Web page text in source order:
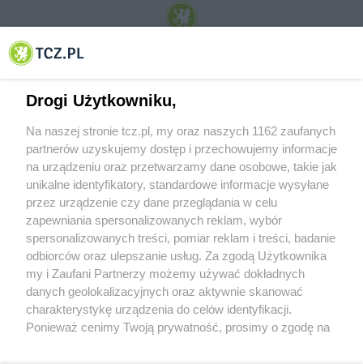
© 2001-2026 Tczew - TCZ.PL Sp. z o.o. Internetowy Serwis Informacyjny Miasta
O FIRMIE POLITYKA PRYWATNOŚCI HOSTING
REKLAMA WSPÓŁPRACA RSS FACEBOOK KONTAKT
Nasze serwisy
Aktualności
Tcz24
Muzyka i kultura
Archiwum wydarzeń
Drogi Użytkowniku,
Na naszej stronie tcz.pl, my oraz naszych 1162 zaufanych
partnerów uzyskujemy dostęp i przechowujemy informacje
na urządzeniu oraz przetwarzamy dane osobowe, takie jak
unikalne identyfikatory, standardowe informacje wysyłane
przez urządzenie czy dane przeglądania w celu
zapewniania spersonalizowanych reklam, wybór
spersonalizowanych treści, pomiar reklam i treści, badanie
odbiorców oraz ulepszanie usług. Za zgodą Użytkownika
my i Zaufani Partnerzy możemy używać dokładnych
danych geolokalizacyjnych oraz aktywnie skanować
charakterystykę urządzenia do celów identyfikacji.
Ponieważ cenimy Twoją prywatność, prosimy o zgodę na